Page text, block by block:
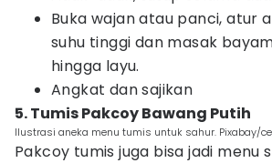
Buka wajan atau panci, atur
suhu tinggi dan masak
hingga layu.
Angkat dan sajikan
5. Tumis Pakcoy Bawang Putih
Ilustrasi aneka menu tumis untuk sahur. Pixabay/
Pakcoy tumis juga bisa jadi menu